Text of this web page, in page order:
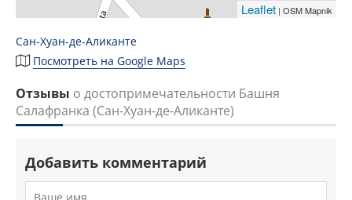
Leaflet | OSM Mapnik
Сан-Хуан-де-Аликанте
Посмотреть на Google Maps
Отзывы о достопримечательности Башня
Салафранка (Сан-Хуан-де-Аликанте)
Добавить комментарий